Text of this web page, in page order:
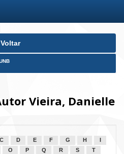
Voltar
Vieira, Danielle
C D E F G H
O P Q R S
T